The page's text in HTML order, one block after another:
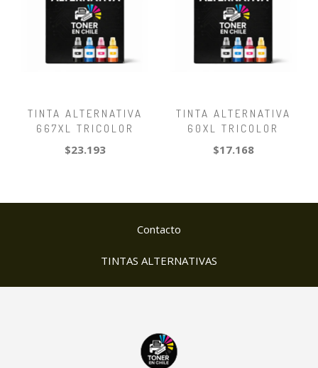
TINTA ALTERNATIVA
667XL TRICOLOR
$23.193
TINTA ALTERNATIVA
60XL TRICOLOR
$17.168
Contacto
TINTAS ALTERNATIVAS